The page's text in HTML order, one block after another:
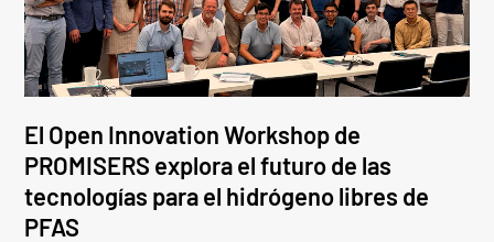
El Open Innovation Workshop de
PROMISERS explora el futuro de las
tecnologías para el hidrógeno libres de
PFAS